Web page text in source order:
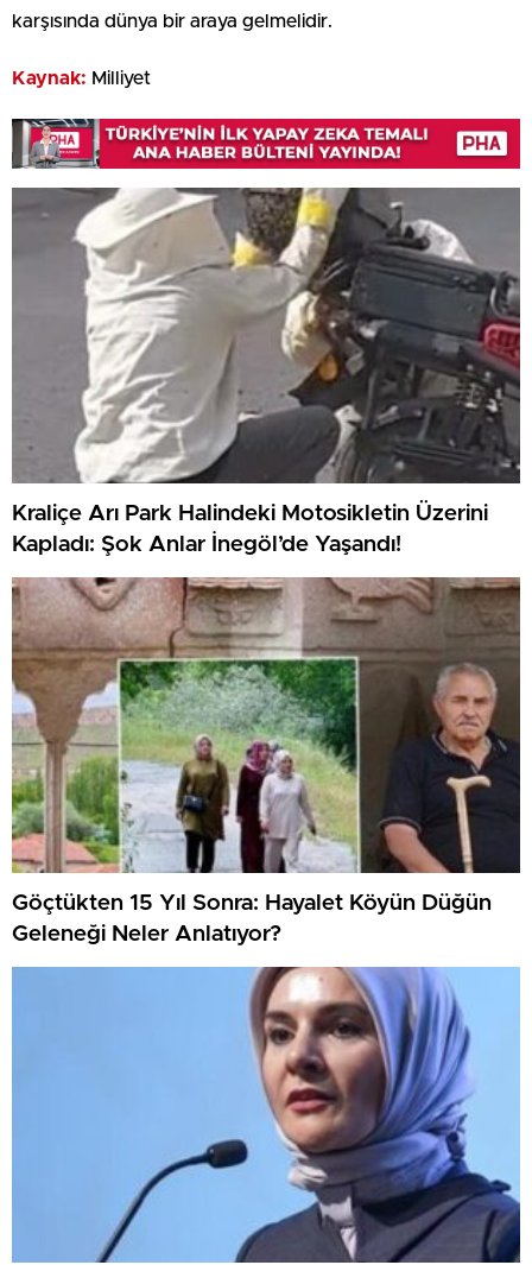
karşısında dünya bir araya gelmelidir.
Kaynak: Milliyet
Kraliçe Arı Park Halindeki Motosikletin Üzerini
Kapladı: Şok Anlar İnegöl’de Yaşandı!
Göçtükten 15 Yıl Sonra: Hayalet Köyün Düğün
Geleneği Neler Anlatıyor?